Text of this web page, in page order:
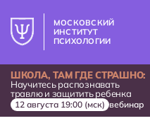
МОСКОВСКИЙ
ИНСТИТУТ
ПСИХОЛОГИИ
ШКОЛА, ТАМ ГДЕ СТРАШНО:
Научитесь распознавать
травлю и защитить ребенка
12 августа 19:00 (мск) вебинар